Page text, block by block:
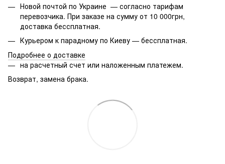
Новой почтой по Украине — согласно тарифам
перевозчика. При заказе на сумму от 10 000грн,
доставка бессплатная.
Курьером к парадному по Киеву — бессплатная.
Подробнее о доставке
на расчетный счет или наложенным платежем.
Возврат, замена брака.